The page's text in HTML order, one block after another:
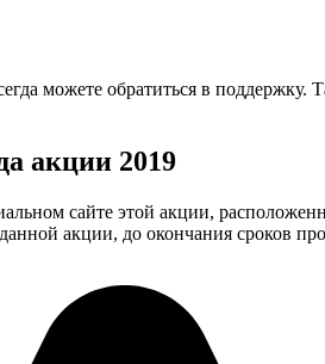
можете обратиться в поддержку.
акции 2019
сайте этой акции,
акции, до окончания сроков